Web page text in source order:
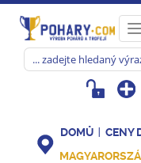
DOMŮ CENY